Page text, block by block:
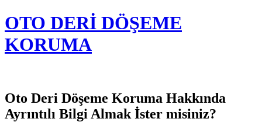
OTO DERİ DÖŞEME
KORUMA
Oto Deri Döşeme Koruma Hakkında
Ayrıntılı Bilgi Almak İster misiniz?